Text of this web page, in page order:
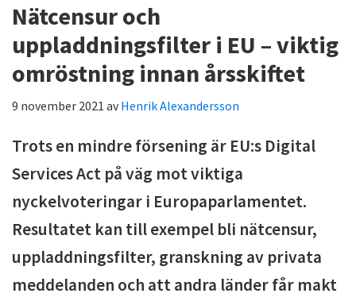
Nätcensur och
uppladdningsfilter i EU – viktig
omröstning innan årsskiftet
9 november 2021 avHenrik Alexandersson
Trots en mindre försening är EU:s Digital
Services Act på väg mot viktiga
nyckelvoteringar i Europaparlamentet.
Resultatet kan till exempel bli nätcensur,
uppladdningsfilter, granskning av privata
meddelanden och att andra länder får makt